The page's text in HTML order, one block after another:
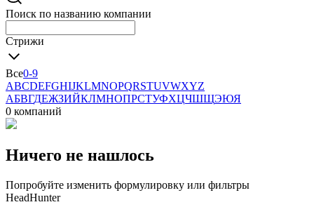
Поиск по названию компании
Стрижи
Все0-9
ABCDEFGHIJKLMNOPQRSTUVWXYZ
АБВГДЕЖЗИЙКЛМНОПРСТУФХЦЧШЩЭЮЯ
0 компаний
Ничего не нашлось
Попробуйте изменить формулировку или фильтры
HeadHunter